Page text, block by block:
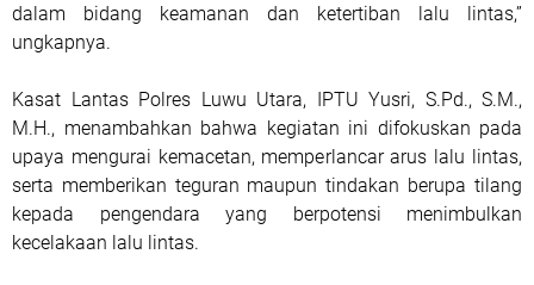
dalam bidang keamanan dan ketertiban lalu lintas,”
ungkapnya.
Kasat Lantas Polres Luwu Utara, IPTU Yusri, S.Pd., S.M.,
M.H., menambahkan bahwa kegiatan ini difokuskan pada
upaya mengurai kemacetan, memperlancar arus lalu lintas,
serta memberikan teguran maupun tindakan berupa tilang
kepada pengendara yang berpotensi menimbulkan
kecelakaan lalu lintas.